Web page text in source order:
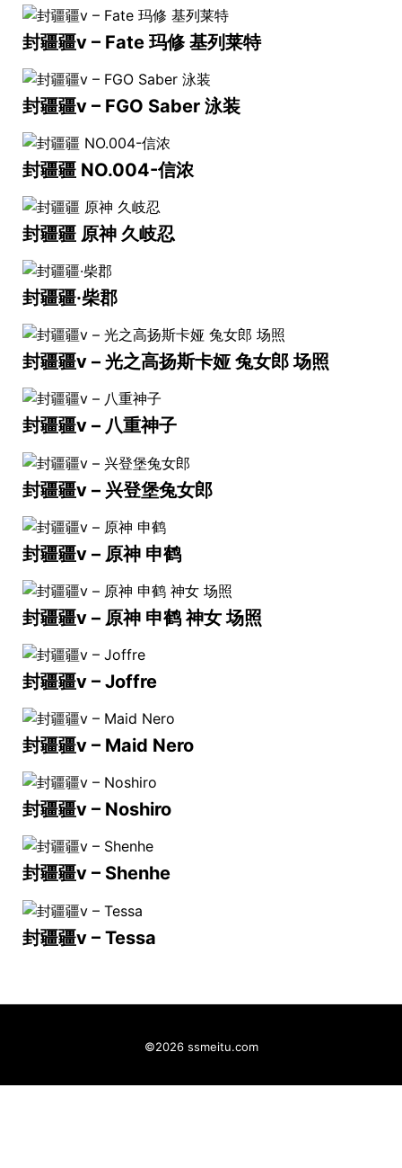
封疆疆v – Fate 玛修 基列莱特
封疆疆v – FGO Saber 泳装
封疆疆 NO.004-信浓
封疆疆 原神 久岐忍
封疆疆·柴郡
封疆疆v – 光之高扬斯卡娅 兔女郎 场照
封疆疆v – 八重神子
封疆疆v – 兴登堡兔女郎
封疆疆v – 原神 申鹤
封疆疆v – 原神 申鹤 神女 场照
封疆疆v – Joffre
封疆疆v – Maid Nero
封疆疆v – Noshiro
封疆疆v – Shenhe
封疆疆v – Tessa
©2026 ssmeitu.com